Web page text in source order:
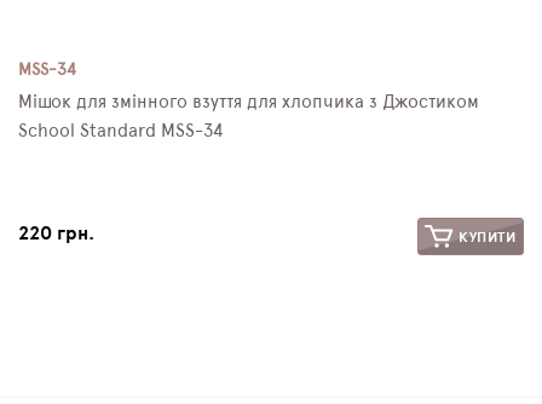
MSS-34
Мішок для змінного взуття для хлопчика з Джостиком
School Standard MSS-34
220 грн. КУПИТИ